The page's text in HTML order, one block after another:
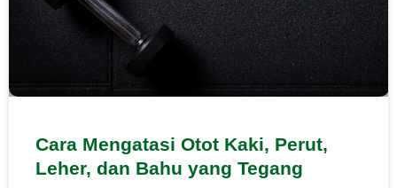
Cara Mengatasi Otot Kaki, Perut,
Leher, dan Bahu yang Tegang